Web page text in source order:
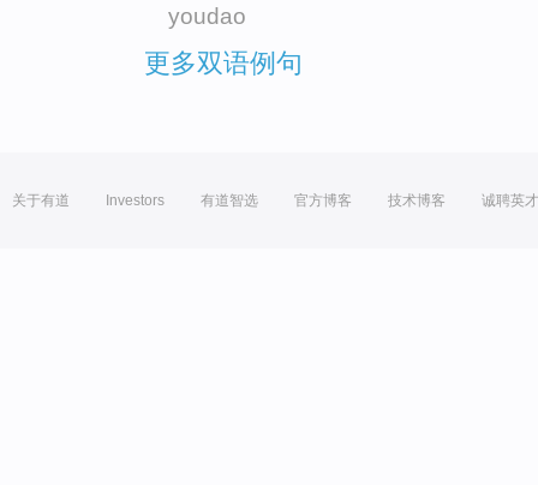
youdao
更多双语例句
关于有道 Investors 有道智选 官方博客 技术博客 诚聘英才